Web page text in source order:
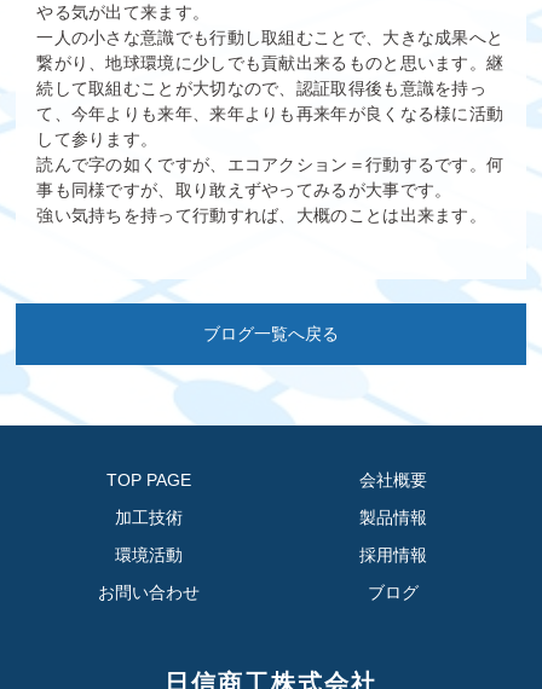
やる気が出て来ます。
一人の小さな意識でも行動し取組むことで、大きな成果へと
繋がり、地球環境に少しでも貢献出来るものと思います。継
続して取組むことが大切なので、認証取得後も意識を持っ
て、今年よりも来年、来年よりも再来年が良くなる様に活動
して参ります。
読んで字の如くですが、エコアクション＝行動するです。何
事も同様ですが、取り敢えずやってみるが大事です。
強い気持ちを持って行動すれば、大概のことは出来ます。
ブログ一覧へ戻る
TOP PAGE
会社概要
加工技術
製品情報
環境活動
採用情報
お問い合わせ
ブログ
日信商工株式会社